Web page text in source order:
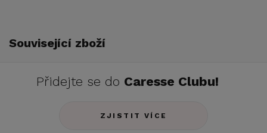
Související zboží
Přidejte se do Caresse Clubu!
ZJISTIT VÍCE